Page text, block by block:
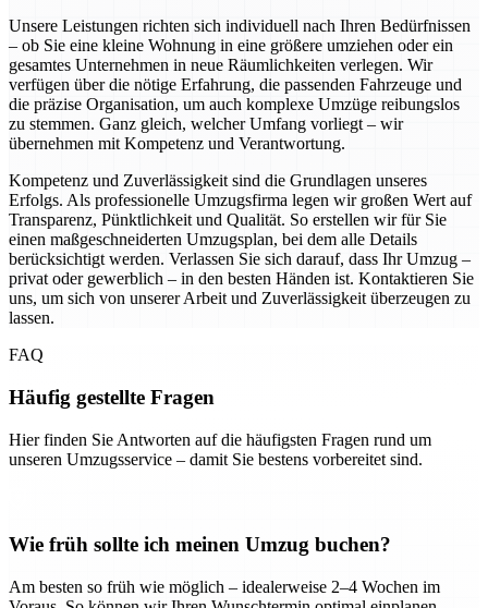
Unsere Leistungen richten sich individuell nach Ihren Bedürfnissen
– ob Sie eine kleine Wohnung in eine größere umziehen oder ein
gesamtes Unternehmen in neue Räumlichkeiten verlegen. Wir
verfügen über die nötige Erfahrung, die passenden Fahrzeuge und
die präzise Organisation, um auch komplexe Umzüge reibungslos
zu stemmen. Ganz gleich, welcher Umfang vorliegt – wir
übernehmen mit Kompetenz und Verantwortung.
Kompetenz und Zuverlässigkeit sind die Grundlagen unseres
Erfolgs. Als professionelle Umzugsfirma legen wir großen Wert auf
Transparenz, Pünktlichkeit und Qualität. So erstellen wir für Sie
einen maßgeschneiderten Umzugsplan, bei dem alle Details
berücksichtigt werden. Verlassen Sie sich darauf, dass Ihr Umzug –
privat oder gewerblich – in den besten Händen ist. Kontaktieren Sie
uns, um sich von unserer Arbeit und Zuverlässigkeit überzeugen zu
lassen.
FAQ
Häufig gestellte Fragen
Hier finden Sie Antworten auf die häufigsten Fragen rund um
unseren Umzugsservice – damit Sie bestens vorbereitet sind.
Wie früh sollte ich meinen Umzug buchen?
Am besten so früh wie möglich – idealerweise 2–4 Wochen im